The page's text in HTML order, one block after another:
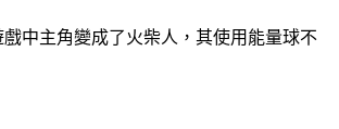
中主角變成了火柴人，其使用能量球不